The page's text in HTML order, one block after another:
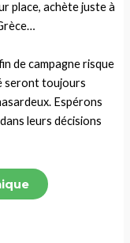
place, achète juste à
de campagne risque
seront toujours
Espérons
leurs décisions